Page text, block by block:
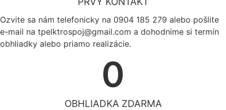
Ozvite sa nám telefonicky na 0904 185 279 alebo pošlite
e-mail na tpelktrospoj@gmail.com a dohodnime si termín
obhliadky alebo priamo realizácie.
0
OBHLIADKA ZDARMA